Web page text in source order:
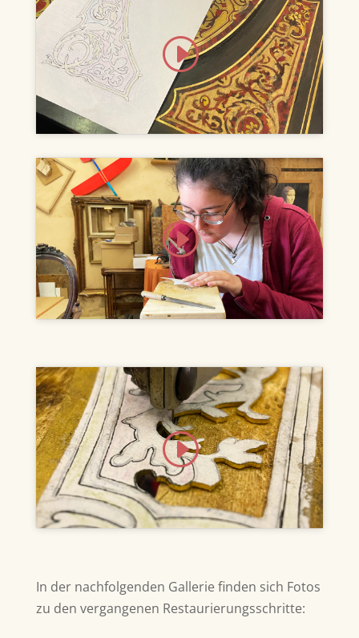
Klicke hier, um Marketing-Cookies zu
akzeptieren und diesen Inhalt zu
aktivieren
Klicke hier, um Marketing-Cookies zu
akzeptieren und diesen Inhalt zu
aktivieren
Klicke hier, um Marketing-Cookies zu
akzeptieren und diesen Inhalt zu
aktivieren
In der nachfolgenden Gallerie finden sich Fotos
zu den vergangenen Restaurierungsschritte: